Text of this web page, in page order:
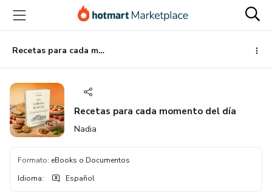
principal
página
de
página
Recetas para cada momento del día
Recetas para cada momento del día
Nadia
Formato: eBooks o Documentos
Idioma: Español